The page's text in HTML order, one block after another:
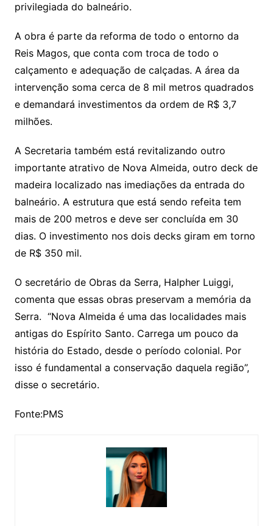
privilegiada do balneário.
A obra é parte da reforma de todo o entorno da
Reis Magos, que conta com troca de todo o
calçamento e adequação de calçadas. A área da
intervenção soma cerca de 8 mil metros quadrados
e demandará investimentos da ordem de R$ 3,7
milhões.
A Secretaria também está revitalizando outro
importante atrativo de Nova Almeida, outro deck de
madeira localizado nas imediações da entrada do
balneário. A estrutura que está sendo refeita tem
mais de 200 metros e deve ser concluída em 30
dias. O investimento nos dois decks giram em torno
de R$ 350 mil.
O secretário de Obras da Serra, Halpher Luiggi,
comenta que essas obras preservam a memória da
Serra. “Nova Almeida é uma das localidades mais
antigas do Espírito Santo. Carrega um pouco da
história do Estado, desde o período colonial. Por
isso é fundamental a conservação daquela região”,
disse o secretário.
Fonte:PMS